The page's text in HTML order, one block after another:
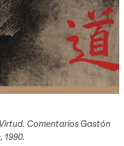
Comentarios Gastón